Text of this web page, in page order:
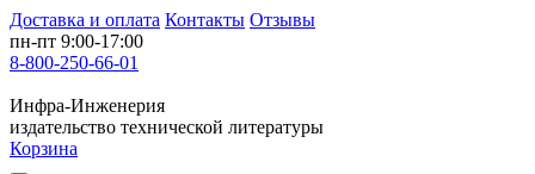
Доставка и оплата Контакты Отзывы
пн-пт 9:00-17:00
8-800-250-66-01
Инфра-Инженерия
издательство технической литературы
Корзина